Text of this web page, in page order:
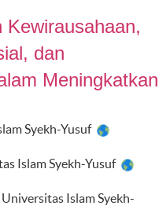
Kewirausahaan,
dan
Meningkatkan
Syekh-Yusuf
Islam Syekh-Yusuf
Universitas Islam Syekh-